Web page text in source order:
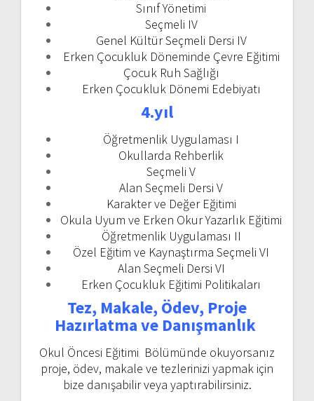
Sınıf Yönetimi
Seçmeli IV
Genel Kültür Seçmeli Dersi IV
Erken Çocukluk Döneminde Çevre Eğitimi
Çocuk Ruh Sağlığı
Erken Çocukluk Dönemi Edebiyatı
4.yıl
Öğretmenlik Uygulaması I
Okullarda Rehberlik
Seçmeli V
Alan Seçmeli Dersi V
Karakter ve Değer Eğitimi
Okula Uyum ve Erken Okur Yazarlık Eğitimi
Öğretmenlik Uygulaması II
Özel Eğitim ve Kaynaştırma Seçmeli VI
Alan Seçmeli Dersi VI
Erken Çocukluk Eğitimi Politikaları
Tez, Makale, Ödev, Proje
Hazırlatma ve Danışmanlık
Okul Öncesi Eğitimi Bölümünde okuyorsanız
proje, ödev, makale ve tezlerinizi yapmak için
bize danışabilir veya yaptırabilirsiniz.